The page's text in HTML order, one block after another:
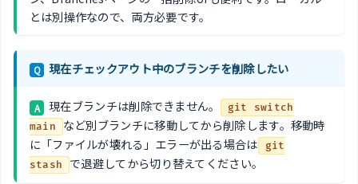
とは別操作なので、両方必要です。
Q 現在チェックアウト中のブランチを削除したい
A 現在ブランチは削除できません。
git switch
main
など別ブランチに移動してから削除します。移動時
に「ファイルが壊れる」エラーが出る場合は
git
stash
で退避してから切り替えてください。